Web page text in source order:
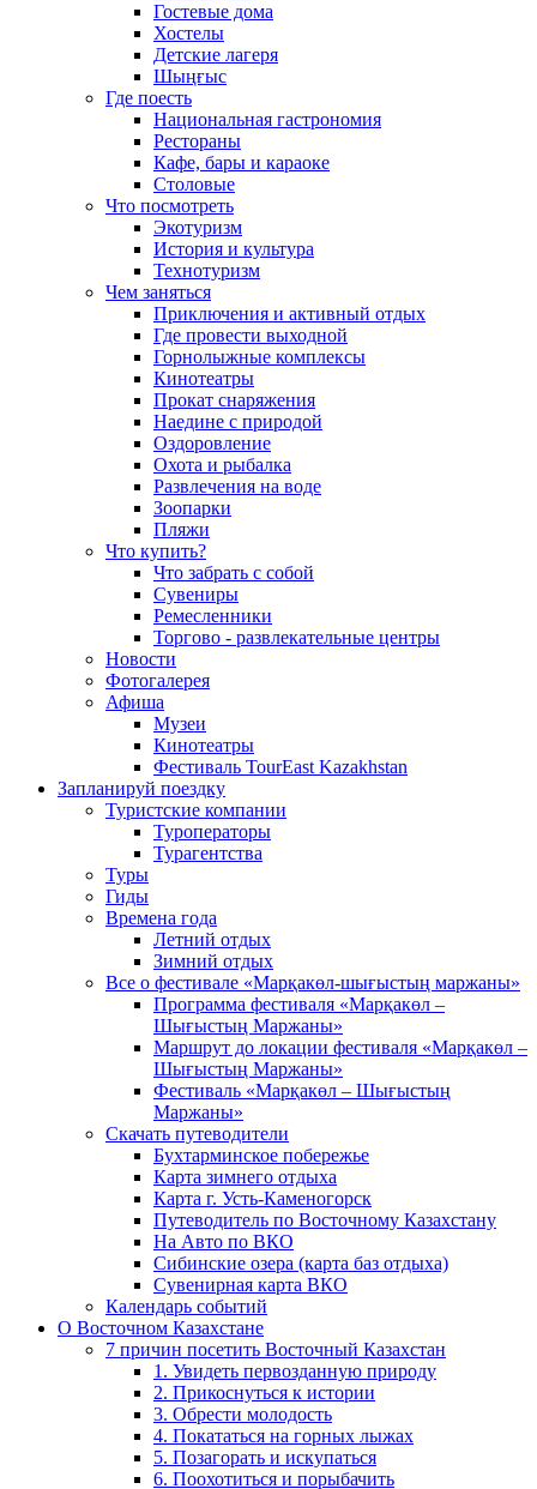
Гостевые дома
Хостелы
Детские лагеря
Шыңғыс
Где поесть
Национальная гастрономия
Рестораны
Кафе, бары и караоке
Столовые
Что посмотреть
Экотуризм
История и культура
Технотуризм
Чем заняться
Приключения и активный отдых
Где провести выходной
Горнолыжные комплексы
Кинотеатры
Прокат снаряжения
Наедине с природой
Оздоровление
Охота и рыбалка
Развлечения на воде
Зоопарки
Пляжи
Что купить?
Что забрать с собой
Сувениры
Ремесленники
Торгово - развлекательные центры
Новости
Фотогалерея
Афиша
Музеи
Кинотеатры
Фестиваль TourEast Kazakhstan
Запланируй поездку
Туристские компании
Туроператоры
Турагентства
Туры
Гиды
Времена года
Летний отдых
Зимний отдых
Все о фестивале «Марқакөл-шығыстың маржаны»
Программа фестиваля «Марқакөл –
Шығыстың Маржаны»
Маршрут до локации фестиваля «Марқакөл –
Шығыстың Маржаны»
Фестиваль «Марқакөл – Шығыстың
Маржаны»
Скачать путеводители
Бухтарминское побережье
Карта зимнего отдыха
Карта г. Усть-Каменогорск
Путеводитель по Восточному Казахстану
На Авто по ВКО
Сибинские озера (карта баз отдыха)
Сувенирная карта ВКО
Календарь событий
О Восточном Казахстане
7 причин посетить Восточный Казахстан
1. Увидеть первозданную природу
2. Прикоснуться к истории
3. Обрести молодость
4. Покататься на горных лыжах
5. Позагорать и искупаться
6. Поохотиться и порыбачить